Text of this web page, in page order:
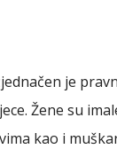
je
Žene su
kao i